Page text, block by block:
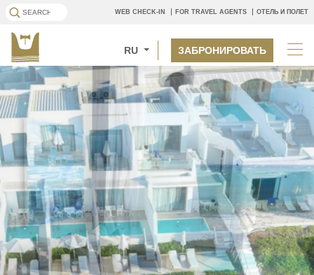
WEB CHECK-IN FOR TRAVEL AGENTS ОТЕЛЬ И ПОЛЕТ
RU ЗАБРОНИРОВАТЬ